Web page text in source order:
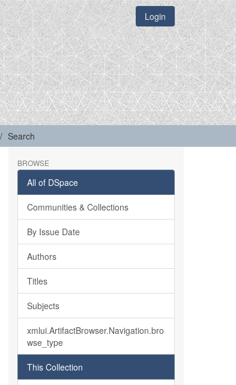
Login
Search
BROWSE
All of DSpace
Communities & Collections
By Issue Date
Authors
Titles
Subjects
xmlui.ArtifactBrowser.Navigation.bro
wse_type
This Collection